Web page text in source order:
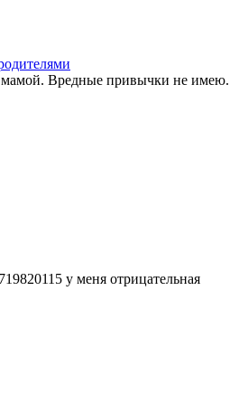
мамой. Вредные привычки не имею.
у меня отрицательная